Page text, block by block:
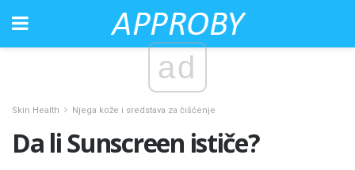
ad
Skin Health Njega kože i sredstava za čišćenje
Da li Sunscreen ističe?